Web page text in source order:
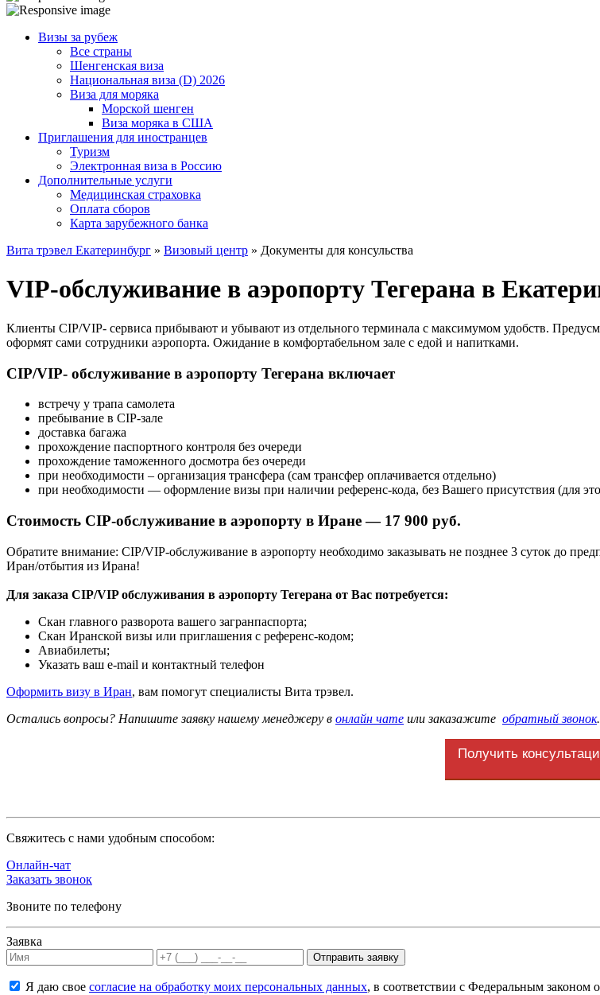
Визы за рубеж
Все страны
Шенгенская виза
Национальная виза (D) 2026
Виза для моряка
Морской шенген
Виза моряка в США
Приглашения для иностранцев
Туризм
Электронная виза в Россию
Дополнительные услуги
Медицинская страховка
Оплата сборов
Карта зарубежного банка
Вита трэвел Екатеринбург » Визовый центр » Документы для консульства
VIP-обслуживание в аэропорту Тегерана в
Клиенты CIP/VIP- сервиса прибывают и убывают из отдельного терминала с максимумом удобств.
оформят сами сотрудники аэропорта. Ожидание в комфортабельном зале с едой и напитками.
CIP/VIP- обслуживание в аэропорту Тегерана включает
встречу у трапа самолета
пребывание в CIP-зале
доставка багажа
прохождение паспортного контроля без очереди
прохождение таможенного досмотра без очереди
при необходимости – организация трансфера (сам трансфер оплачивается отдельно)
при необходимости — оформление визы при наличии референс-кода, без Вашего присутствия (для
Стоимость CIP-обслуживание в аэропорту в Иране — 17 900 руб.
Обратите внимание: CIP/VIP-обслуживание в аэропорту необходимо заказывать не позднее 3 суток до
Иран/отбытия из Ирана!
Для заказа CIP/VIP обслуживания в аэропорту Тегерана от Вас потребуется:
Скан главного разворота вашего загранпаспорта;
Скан Иранской визы или приглашения с референс-кодом;
Авиабилеты;
Указать ваш e-mail и контактный телефон
Оформить визу в Иран, вам помогут специалисты Вита трэвел.
Остались вопросы? Напишите заявку нашему менеджеру в онлайн чате или заказажите обратный звонок.
Получить
Cвяжитесь с нами удобным способом:
Онлайн-чат
Заказать звонок
Звоните по телефону
Заявка
Я даю свое согласие на обработку моих персональных данных, в соответствии с Федеральным